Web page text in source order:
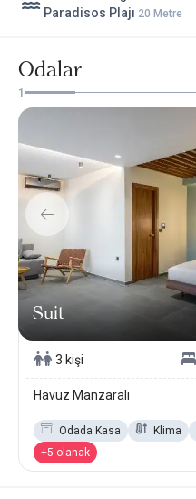
Paradisos Plajı 20 Metre
Odalar
1
Suit
3 kişi
Havuz Manzaralı
Odada Kasa Klima
+5 olanak